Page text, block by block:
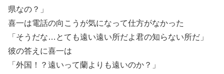
県なの？」
喜一は電話の向こうが気になって仕方がなかった
「そうだな…とても遠い遠い所だよ君の知らない所だ」
彼の答えに喜一は
「外国！？遠いって蘭よりも遠いのか？」